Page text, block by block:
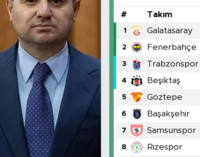
# Takım
1 Galatasaray
2 Fenerbahçe
3 Trabzonspor
4 Beşiktaş
5 Göztepe
6 Başakşehir
7 Samsunspor
8 Rizespor